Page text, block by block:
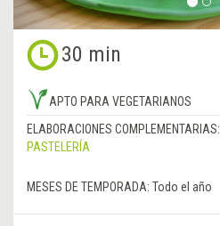
30 min
APTO PARA VEGETARIANOS
ELABORACIONES COMPLEMENTARIAS:
PASTELERÍA
MESES DE TEMPORADA: Todo el año